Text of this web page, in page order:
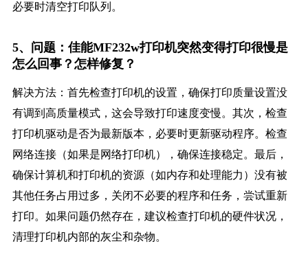
必要时清空打印队列。
5、问题：佳能MF232w打印机突然变得打印很慢是
怎么回事？怎样修复？
解决方法：首先检查打印机的设置，确保打印质量设置没
有调到高质量模式，这会导致打印速度变慢。其次，检查
打印机驱动是否为最新版本，必要时更新驱动程序。检查
网络连接（如果是网络打印机），确保连接稳定。最后，
确保计算机和打印机的资源（如内存和处理能力）没有被
其他任务占用过多，关闭不必要的程序和任务，尝试重新
打印。如果问题仍然存在，建议检查打印机的硬件状况，
清理打印机内部的灰尘和杂物。